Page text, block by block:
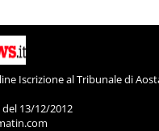
Iscrizione al Tribunale di
13/12/2012